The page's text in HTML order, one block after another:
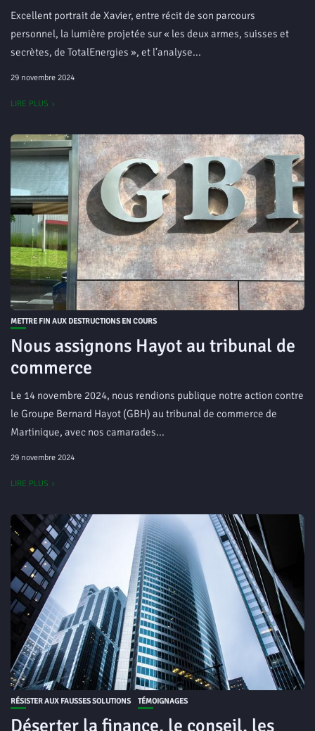
Excellent portrait de Xavier, entre récit de son parcours
personnel, la lumière projetée sur « les deux armes, suisses et
secrètes, de TotalEnergies », et l’analyse...
29 novembre 2024
LIRE PLUS
METTRE FIN AUX DESTRUCTIONS EN COURS
Nous assignons Hayot au tribunal de
commerce
Le 14 novembre 2024, nous rendions publique notre action contre
le Groupe Bernard Hayot (GBH) au tribunal de commerce de
Martinique, avec nos camarades...
29 novembre 2024
LIRE PLUS
RÉSISTER AUX FAUSSES SOLUTIONS TÉMOIGNAGES
Déserter la finance, le conseil, les